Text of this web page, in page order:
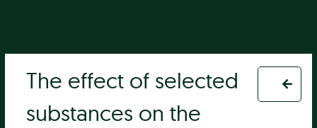
The effect of selected
substances on the